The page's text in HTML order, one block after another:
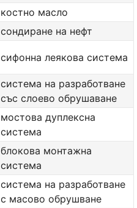
костно масло
сондиране на нефт
сифонна леякова система
система на разработване
със слоево обрушаване
мостова дуплексна
система
блокова монтажна
система
система на разработване
с масово обрушване